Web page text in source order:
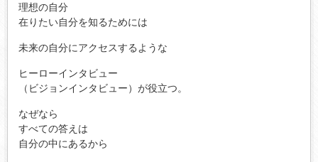
理想の自分
在りたい自分を知るためには
未来の自分にアクセスするような
ヒーローインタビュー
（ビジョンインタビュー）が役立つ。
なぜなら
すべての答えは
自分の中にあるから